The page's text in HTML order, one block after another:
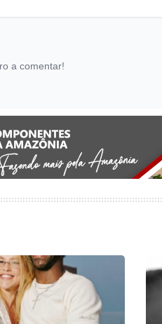
a comentar!